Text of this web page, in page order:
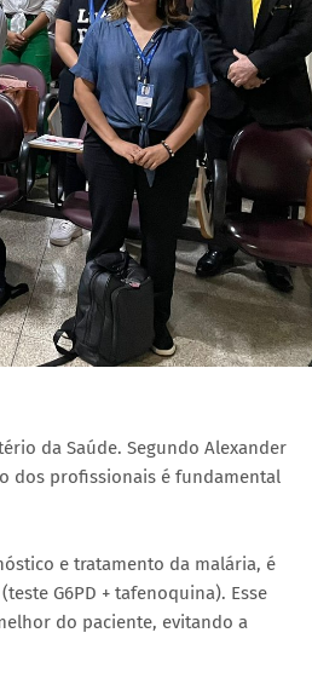
da Saúde. Segundo Alexander
dos profissionais é fundamental
e tratamento da malária, é
G6PD + tafenoquina). Esse
do paciente, evitando a